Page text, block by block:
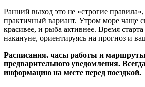
Ранний выход это не «строгие
практичный вариант. Утром море чаще
красивее, и рыба активнее. Время
накануне, ориентируясь на прогноз и
Расписания, часы работы и маршруты
предварительного уведомления.
информацию на месте перед поездкой.